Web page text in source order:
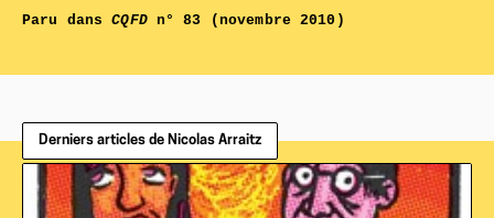
Paru dansCQFDn° 83 (novembre 2010)
Derniers articles de Nicolas Arraitz